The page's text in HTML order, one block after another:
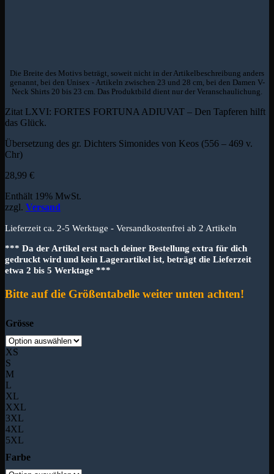
Die Breite des Motivs beträgt, soweit nicht in der Artikelbeschreibung anders
genannt, bei den Unisex - Artikeln zwischen 23 und 28 cm, bei den Damen V-
Neck Shirts 20 bis 23 cm. Das Produktbild dient nur der Veranschaulichung.
Zitat LXVI: FORTES FORTUNA ADIUVAT – Den Tapferen hilft
das Glück.
Übersetzung des gr. Dichters Simonides von Keos (556 – 469 v.
Chr)
28,99 €
Enthält 19% MwSt.
zzgl. Versand
Lieferzeit ca. 2-5 Werktage - Versandkostenfrei ab 2 Artikeln
*** Da der Artikel erst nach deiner Bestellung extra für dich
gedruckt wird und kein Lagerartikel ist, beträgt die Lieferzeit
etwa 2 bis 5 Werktage ***
Bitte auf die Größentabelle weiter unten achten!
Grösse
XS
S
M
L
XL
XXL
3XL
4XL
5XL
Farbe